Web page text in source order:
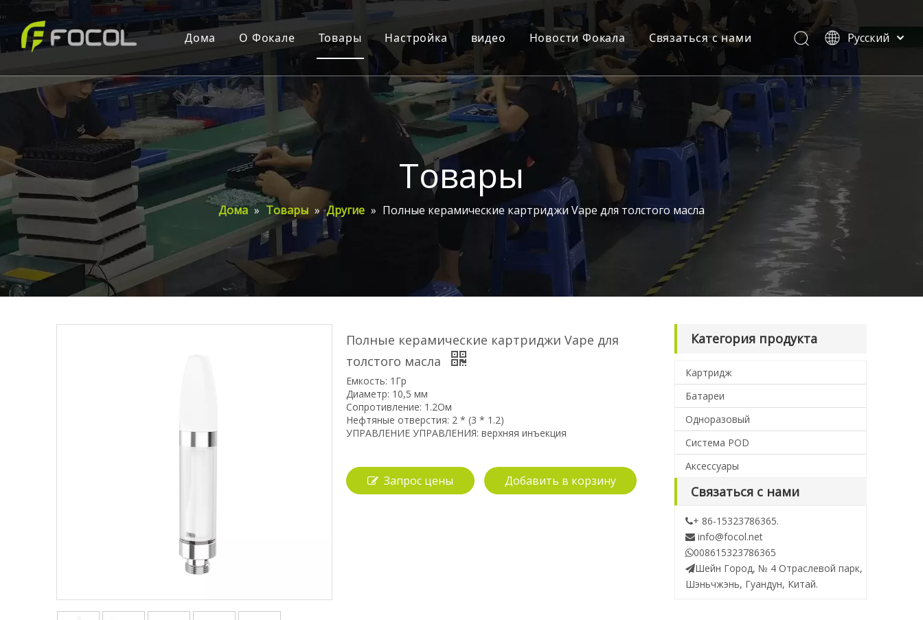
Дома О Фокале
Преимущества
Сертификаты
R & D Center
Служба
Товары
Батареи
Одноразовый
Настройка видео
Презентация компании
Отображение продукта
Партнеры
Показать настройку
Инструкции по эксплуатации продукта
Новости Фокала
Новости компании
Новости промышленности
Связаться с нами
Pусский
Товары
Дома » Товары » Другие » Полные керамические картриджи Vape для толстого масла
Полные керамические картриджи Vape для
толстого масла
Емкость: 1Гр
Диаметр: 10,5 мм
Сопротивление: 1.2Ом
Нефтяные отверстия: 2 * (3 * 1.2)
УПРАВЛЕНИЕ УПРАВЛЕНИЯ: верхняя инъекция
Запрос цены Добавить в корзину
Категория продукта
Картридж
Батареи
Одноразовый
Система POD
Аксессуары
Связаться с нами
+ 86-15323786365.
 info@focol.net
008615323786365
Шейн Город, № 4 Отраслевой парк,
Шэньчжэнь, Гуандун, Китай.